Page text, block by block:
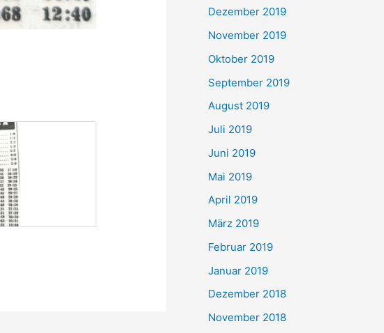
Dezember 2019
November 2019
Oktober 2019
September 2019
August 2019
Juli 2019
Juni 2019
Mai 2019
April 2019
März 2019
Februar 2019
Januar 2019
Dezember 2018
November 2018